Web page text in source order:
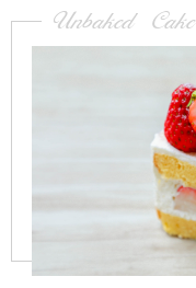
Unbaked Cake